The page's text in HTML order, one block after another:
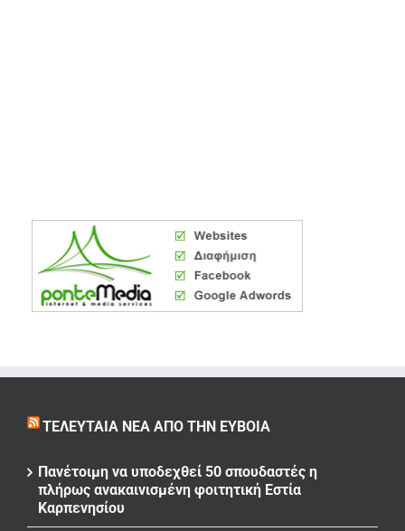
ΤΕΛΕΥΤΑΊΑ ΝΈΑ ΑΠΌ ΤΗΝ ΕΎΒΟΙΑ
Πανέτοιμη να υποδεχθεί 50 σπουδαστές η
πλήρως ανακαινισμένη φοιτητική Εστία
Καρπενησίου